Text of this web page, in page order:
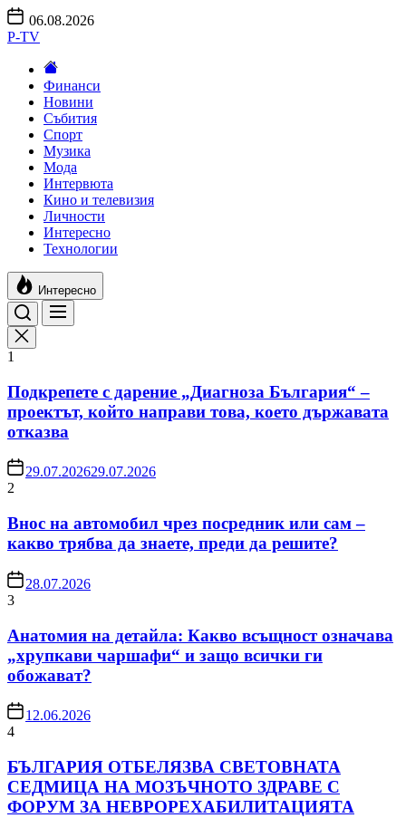
Skip
to
the
content
06.08.2026
P-TV
Финанси
Новини
Събития
Спорт
Музика
Мода
Интервюта
Кино и телевизия
Личности
Интересно
Технологии
Интересно
1
Подкрепете с дарение „Диагноза България“ –
проектът, който направи това, което държавата
отказва
29.07.202629.07.2026
2
Внос на автомобил чрез посредник или сам –
какво трябва да знаете, преди да решите?
28.07.2026
3
Анатомия на детайла: Какво всъщност означава
„хрупкави чаршафи“ и защо всички ги
обожават?
12.06.2026
4
БЪЛГАРИЯ ОТБЕЛЯЗВА СВЕТОВНАТА
СЕДМИЦА НА МОЗЪЧНОТО ЗДРАВЕ С
ФОРУМ ЗА НЕВРОРЕХАБИЛИТАЦИЯТА